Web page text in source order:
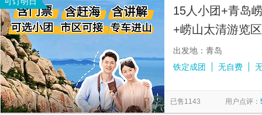
式
个
模
块,
按
下
Tab
键
浏
览
信
息
秦兵马俑三号坑遗址 秦兵马俑二号坑遗址大厅
西安事变旧址五间厅 港珠澳大桥游 崂山风景区
青岛奥帆中心 十里画廊 青山渔村 八大关
交泰殿 洪崖洞民俗风貌区
中和殿 华清宫景区-九龙湖 桂林千古情 午门
15人小团+青岛
+崂山太清游览
红公路/可选小
出发地：青岛
铁定成团
无自费
已售1143 用户点评：